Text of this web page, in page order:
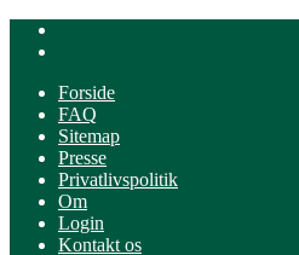
Forside
FAQ
Sitemap
Presse
Privatlivspolitik
Om
Login
Kontakt os